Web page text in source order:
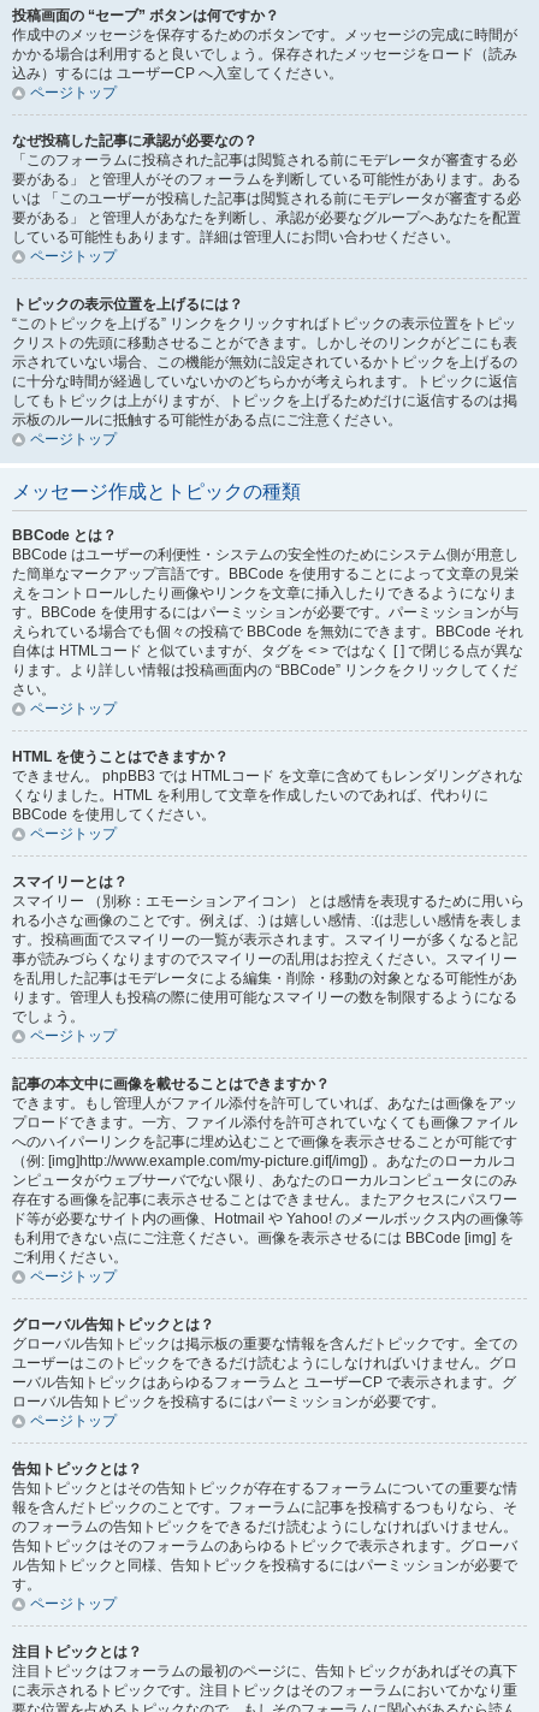
投稿画面の “セーブ” ボタンは何ですか？
作成中のメッセージを保存するためのボタンです。メッセージの完成に時間が
かかる場合は利用すると良いでしょう。保存されたメッセージをロード（読み
込み）するには ユーザーCP へ入室してください。
ページトップ
なぜ投稿した記事に承認が必要なの？
「このフォーラムに投稿された記事は閲覧される前にモデレータが審査する必
要がある」 と管理人がそのフォーラムを判断している可能性があります。ある
いは 「このユーザーが投稿した記事は閲覧される前にモデレータが審査する必
要がある」 と管理人があなたを判断し、承認が必要なグループへあなたを配置
している可能性もあります。詳細は管理人にお問い合わせください。
ページトップ
トピックの表示位置を上げるには？
“このトピックを上げる” リンクをクリックすればトピックの表示位置をトピッ
クリストの先頭に移動させることができます。しかしそのリンクがどこにも表
示されていない場合、この機能が無効に設定されているかトピックを上げるの
に十分な時間が経過していないかのどちらかが考えられます。トピックに返信
してもトピックは上がりますが、トピックを上げるためだけに返信するのは掲
示板のルールに抵触する可能性がある点にご注意ください。
ページトップ
メッセージ作成とトピックの種類
BBCode とは？
BBCode はユーザーの利便性・システムの安全性のためにシステム側が用意し
た簡単なマークアップ言語です。BBCode を使用することによって文章の見栄
えをコントロールしたり画像やリンクを文章に挿入したりできるようになりま
す。BBCode を使用するにはパーミッションが必要です。パーミッションが与
えられている場合でも個々の投稿で BBCode を無効にできます。BBCode それ
自体は HTMLコード と似ていますが、タグを < > ではなく [ ] で閉じる点が異な
ります。より詳しい情報は投稿画面内の “BBCode” リンクをクリックしてくだ
さい。
ページトップ
HTML を使うことはできますか？
できません。 phpBB3 では HTMLコード を文章に含めてもレンダリングされな
くなりました。HTML を利用して文章を作成したいのであれば、代わりに
BBCode を使用してください。
ページトップ
スマイリーとは？
スマイリー （別称：エモーションアイコン） とは感情を表現するために用いら
れる小さな画像のことです。例えば、:) は嬉しい感情、:(は悲しい感情を表しま
す。投稿画面でスマイリーの一覧が表示されます。スマイリーが多くなると記
事が読みづらくなりますのでスマイリーの乱用はお控えください。スマイリー
を乱用した記事はモデレータによる編集・削除・移動の対象となる可能性があ
ります。管理人も投稿の際に使用可能なスマイリーの数を制限するようになる
でしょう。
ページトップ
記事の本文中に画像を載せることはできますか？
できます。もし管理人がファイル添付を許可していれば、あなたは画像をアッ
プロードできます。一方、ファイル添付を許可されていなくても画像ファイル
へのハイパーリンクを記事に埋め込むことで画像を表示させることが可能です
（例: [img]http://www.example.com/my-picture.gif[/img]) 。あなたのローカルコ
ンピュータがウェブサーバでない限り、あなたのローカルコンピュータにのみ
存在する画像を記事に表示させることはできません。またアクセスにパスワー
ド等が必要なサイト内の画像、Hotmail や Yahoo! のメールボックス内の画像等
も利用できない点にご注意ください。画像を表示させるには BBCode [img] を
ご利用ください。
ページトップ
グローバル告知トピックとは？
グローバル告知トピックは掲示板の重要な情報を含んだトピックです。全ての
ユーザーはこのトピックをできるだけ読むようにしなければいけません。グロ
ーバル告知トピックはあらゆるフォーラムと ユーザーCP で表示されます。グ
ローバル告知トピックを投稿するにはパーミッションが必要です。
ページトップ
告知トピックとは？
告知トピックとはその告知トピックが存在するフォーラムについての重要な情
報を含んだトピックのことです。フォーラムに記事を投稿するつもりなら、そ
のフォーラムの告知トピックをできるだけ読むようにしなければいけません。
告知トピックはそのフォーラムのあらゆるトピックで表示されます。グローバ
ル告知トピックと同様、告知トピックを投稿するにはパーミッションが必要で
す。
ページトップ
注目トピックとは？
注目トピックはフォーラムの最初のページに、告知トピックがあればその真下
に表示されるトピックです。注目トピックはそのフォーラムにおいてかなり重